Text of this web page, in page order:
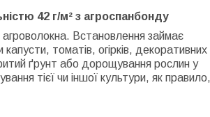
42 г/м² з агроспанбонду
агроволокна. Встановлення займає
томатів, огірків, декоративних
ґрунт або дорощування рослин у
тієї чи іншої культури, як правило,